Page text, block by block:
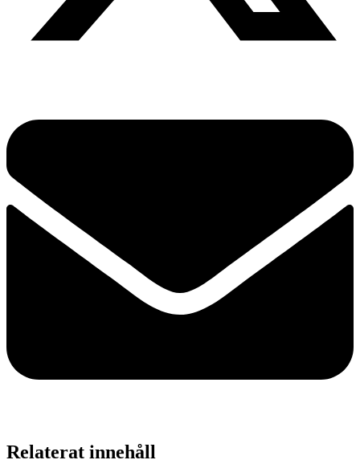
Relaterat innehåll